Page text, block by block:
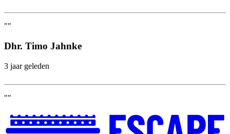
""
Dhr. Timo Jahnke
3 jaar geleden
""